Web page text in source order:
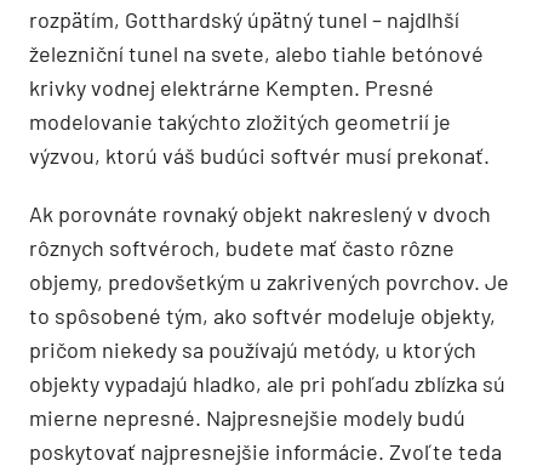
rozpätím, Gotthardský úpätný tunel – najdlhší
železniční tunel na svete, alebo tiahle betónové
krivky vodnej elektrárne Kempten. Presné
modelovanie takýchto zložitých geometrií je
výzvou, ktorú váš budúci softvér musí prekonať.
Ak porovnáte rovnaký objekt nakreslený v dvoch
rôznych softvéroch, budete mať často rôzne
objemy, predovšetkým u zakrivených povrchov. Je
to spôsobené tým, ako softvér modeluje objekty,
pričom niekedy sa používajú metódy, u ktorých
objekty vypadajú hladko, ale pri pohľadu zblízka sú
mierne nepresné. Najpresnejšie modely budú
poskytovať najpresnejšie informácie. Zvoľte teda